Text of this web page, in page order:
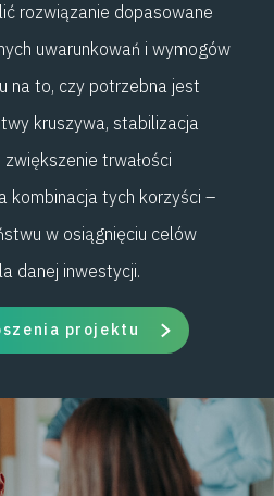
rozwiązanie dopasowane
uwarunkowań i wymogów
na to, czy potrzebna jest
kruszywa, stabilizacja
zwiększenie trwałości
kombinacja tych korzyści –
w osiągnięciu celów
danej inwestycji.
projektu